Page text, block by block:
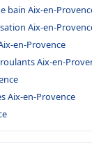
bain Aix-en-
Aix-en-
en-Provence
Aix-en-
Aix-en-Provence